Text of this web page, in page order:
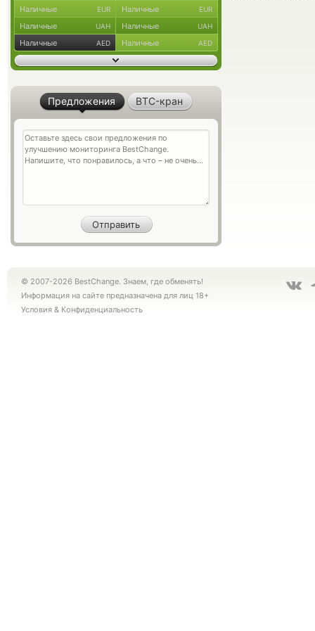
Наличные EUR Наличные EUR
Наличные UAH Наличные UAH
Наличные AED Наличные AED
Предложения BTC-кран
© 2007-2026 BestChange. Знаем, где обменять!
Информация на сайте предназначена для лиц 18+
Условия & Конфиденциальность